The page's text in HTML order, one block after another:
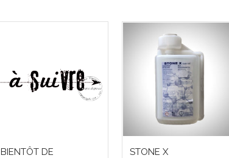
BIENTÔT DE
STONE X